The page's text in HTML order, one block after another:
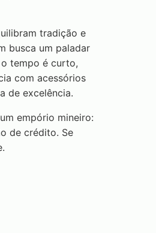
tradição e
busca um paladar
tempo é curto,
com acessórios
de excelência.
empório mineiro:
de crédito. Se